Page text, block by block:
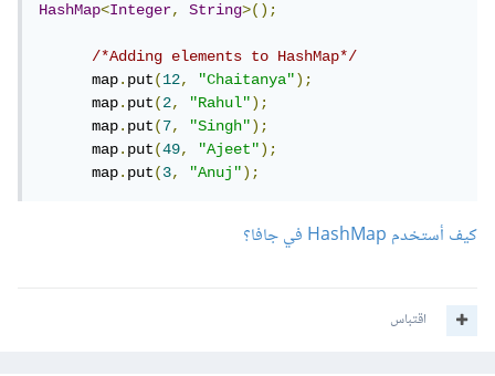
HashMap<Integer, String>();
/*Adding elements to HashMap*/
      map
.put(12, "Chaitanya");
      map
.put(2, "Rahul");
      map
.put(7, "Singh");
      map
.put(49, "Ajeet");
      map
.put(3, "Anuj");
كيف أستخدم HashMap في جافا؟
اقتباس